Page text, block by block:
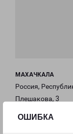
ОШИБКА
МАХАЧКАЛА
Россия,
Плешакова, 3
на карте